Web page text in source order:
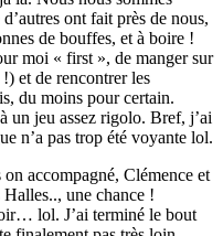
ont fait près de nous,
de bouffes, et à boire !
moi « first », de manger sur
et de rencontrer les
du moins pour certain.
un jeu assez rigolo. Bref, j’ai
n’a pas trop été voyante lol.
accompagné, Clémence et
Halles.., une chance !
lol. J’ai terminé le bout